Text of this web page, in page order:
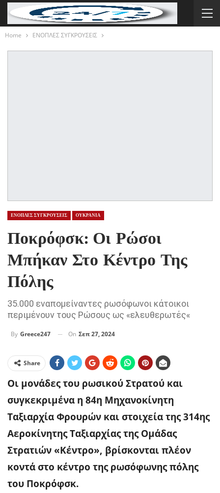
Home ΕΝΟΠΛΕΣ ΣΥΓΚΡΟΥΣΕΙΣ
ΕΝΟΠΛΕΣ ΣΥΓΚΡΟΥΣΕΙΣ ΟΥΚΡΑΝΙΑ
Ποκρόφσκ: Οι Ρώσοι
Μπήκαν Στο Κέντρο Της
Πόλης
35.000 εναπομείναντες ρωσόφωνοι κάτοικοι
περιμένουν τους Ρώσους ως «ελευθερωτές«
By Greece247 On Σεπ 27, 2024
Share
Οι μονάδες του ρωσικού Στρατού και
συγκεκριμένα η 84η Μηχανοκίνητη
Ταξιαρχία Φρουρών και στοιχεία της 314ης
Αεροκίνητης Ταξιαρχίας της Ομάδας
Στρατιών «Κέντρο», βρίσκονται πλέον
κοντά στο κέντρο της ρωσόφωνης πόλης
του Ποκρόφσκ.